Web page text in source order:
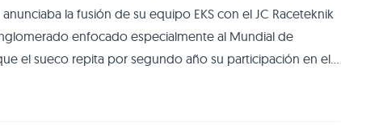
la fusión de su equipo EKS con el JC Raceteknik
enfocado especialmente al Mundial de
el sueco repita por segundo año su participación en el